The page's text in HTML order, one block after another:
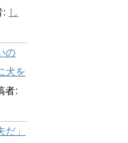
: し
の
犬を
者:
」